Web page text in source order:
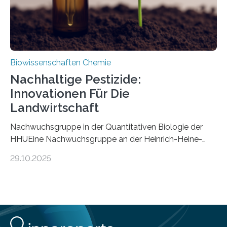
Biowissenschaften Chemie
Nachhaltige Pestizide:
Innovationen Für Die
Landwirtschaft
Nachwuchsgruppe in der Quantitativen Biologie der
HHUEine Nachwuchsgruppe an der Heinrich-Heine-
fünf Jahren erforschen, wie Bakterien auf
Insektenblume. Das Bundesministerium für Forschung,
Technologie und Raumfahrt (BMFTR) fördert das
29.10.2025